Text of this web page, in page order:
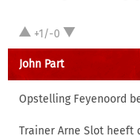
+1/-0
John Part
Opstelling Feyenoord
Trainer Arne Slot heeft